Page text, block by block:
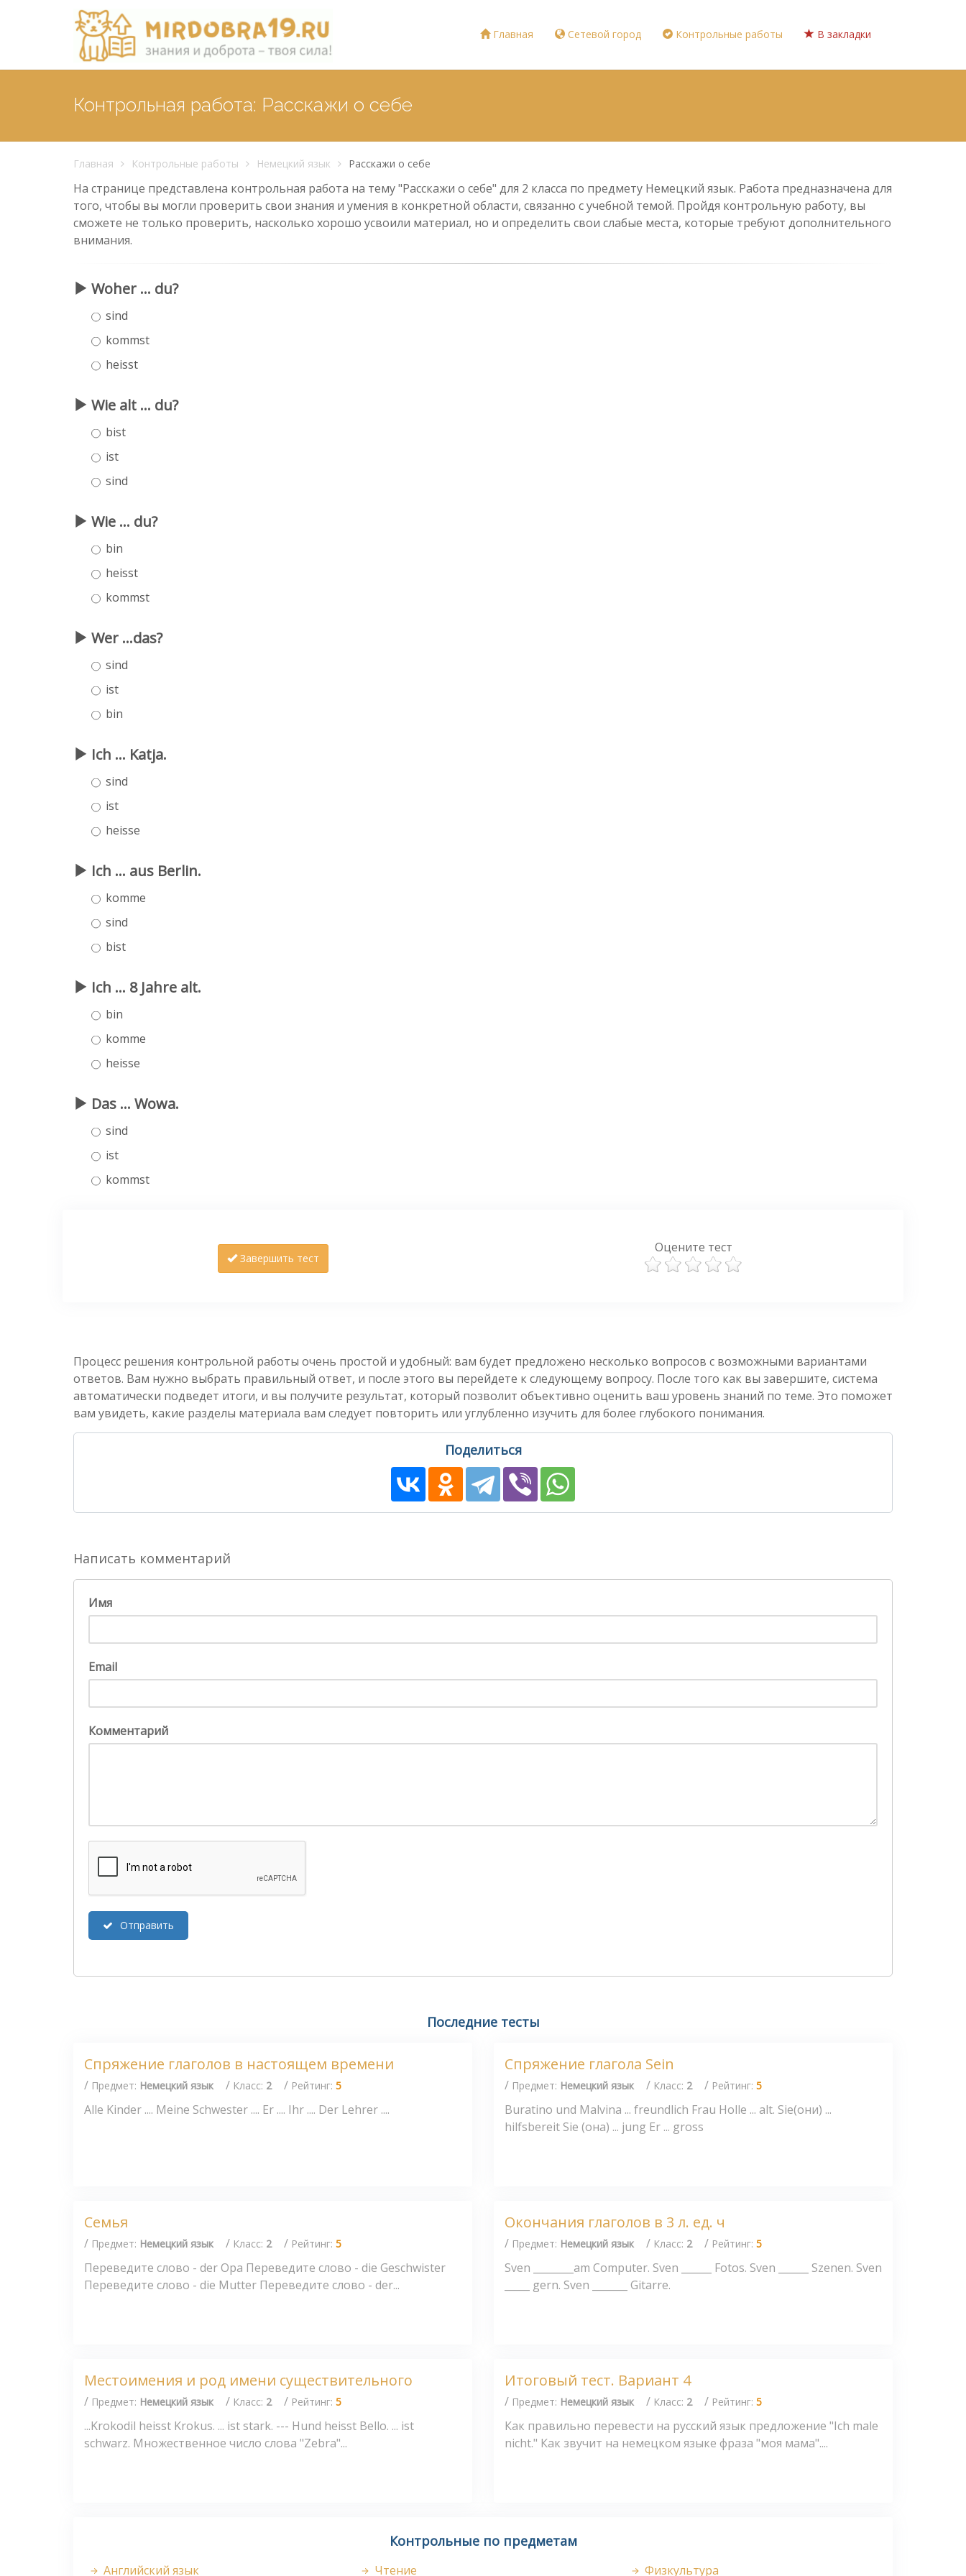
Главная Сетевой город Контрольные работы В закладки
Контрольная работа: Расскажи о себе
Главная Контрольные работы Немецкий язык Расскажи о себе
На странице представлена контрольная работа на тему "Расскажи о себе" для 2 класса по предмету Немецкий язык. Работа предназначена для
того, чтобы вы могли проверить свои знания и умения в конкретной области, связанно с учебной темой. Пройдя контрольную работу, вы
сможете не только проверить, насколько хорошо усвоили материал, но и определить свои слабые места, которые требуют дополнительного
внимания.
Woher ... du?
sind
kommst
heisst
Wie alt ... du?
bist
ist
sind
Wie ... du?
bin
heisst
kommst
Wer ...das?
sind
ist
bin
Ich ... Katja.
sind
ist
heisse
Ich ... aus Berlin.
komme
sind
bist
Ich ... 8 Jahre alt.
bin
komme
heisse
Das ... Wowa.
sind
ist
kommst
Завершить тест
Оцените тест
Процесс решения контрольной работы очень простой и удобный: вам будет предложено несколько вопросов с возможными вариантами
ответов. Вам нужно выбрать правильный ответ, и после этого вы перейдете к следующему вопросу. После того как вы завершите, система
автоматически подведет итоги, и вы получите результат, который позволит объективно оценить ваш уровень знаний по теме. Это поможет
вам увидеть, какие разделы материала вам следует повторить или углубленно изучить для более глубокого понимания.
Поделиться
Написать комментарий
Имя
Email
Комментарий
Отправить
Последние тесты
Спряжение глаголов в настоящем времени
/ Предмет: Немецкий язык / Класс: 2 / Рейтинг: 5
Alle Kinder .... Meine Schwester .... Er .... Ihr .... Der Lehrer ....
Спряжение глагола Sein
/ Предмет: Немецкий язык / Класс: 2 / Рейтинг: 5
Buratino und Malvina ... freundlich Frau Holle ... alt. Sie(они) ...
hilfsbereit Sie (она) ... jung Er ... gross
Семья
/ Предмет: Немецкий язык / Класс: 2 / Рейтинг: 5
Переведите слово - der Opa Переведите слово - die Geschwister
Переведите слово - die Mutter Переведите слово - der...
Окончания глаголов в 3 л. ед. ч
/ Предмет: Немецкий язык / Класс: 2 / Рейтинг: 5
Sven ________am Computer. Sven ______ Fotos. Sven ______ Szenen. Sven
_____ gern. Sven _______ Gitarre.
Местоимения и род имени существительного
/ Предмет: Немецкий язык / Класс: 2 / Рейтинг: 5
...Krokodil heisst Krokus. ... ist stark. --- Hund heisst Bello. ... ist
schwarz. Множественное число слова "Zebra"...
Итоговый тест. Вариант 4
/ Предмет: Немецкий язык / Класс: 2 / Рейтинг: 5
Как правильно перевести на русский язык предложение "Ich male
nicht." Как звучит на немецком языке фраза "моя мама"....
Контрольные по предметам
Английский язык Чтение Физкультура